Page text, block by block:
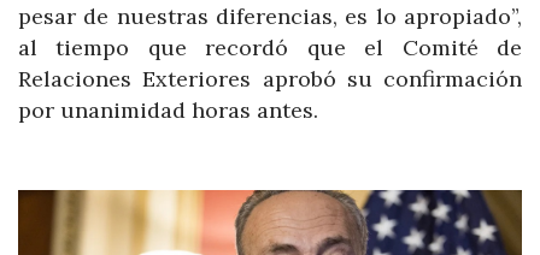
pesar de nuestras diferencias, es lo apropiado”,
al tiempo que recordó que el Comité de
Relaciones Exteriores aprobó su confirmación
por unanimidad horas antes.